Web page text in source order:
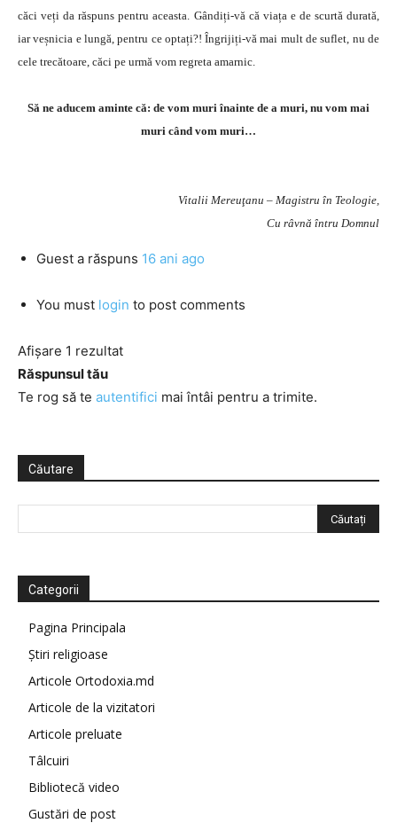
căci veți da răspuns pentru aceasta. Gândiți-vă că viața e de scurtă durată,
iar veșnicia e lungă, pentru ce optați?! Îngrijiți-vă mai mult de suflet, nu de
cele trecătoare, căci pe urmă vom regreta amarnic.
Să ne aducem aminte că: de vom muri înainte de a muri, nu vom mai
muri când vom muri…
Vitalii Mereuţanu – Magistru în Teologie,
Cu râvnă întru Domnul
Guest a răspuns 16 ani ago
You must login to post comments
Afișare 1 rezultat
Răspunsul tău
Te rog să te autentifici mai întâi pentru a trimite.
Căutare
Categorii
Pagina Principala
Știri religioase
Articole Ortodoxia.md
Articole de la vizitatori
Articole preluate
Tâlcuiri
Bibliotecă video
Gustări de post